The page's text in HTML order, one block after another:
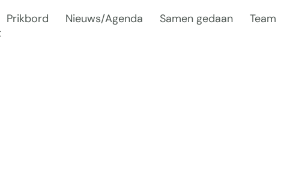
Prikbord Nieuws/Agenda Samen gedaan Team